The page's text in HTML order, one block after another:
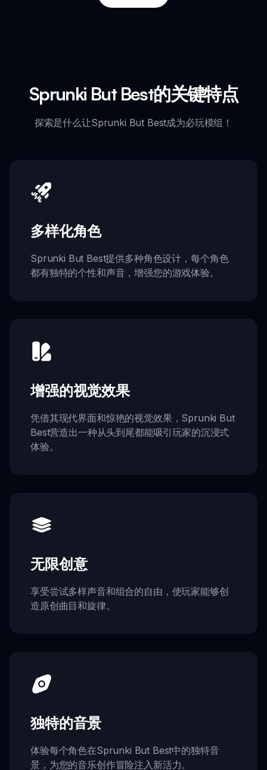
Sprunki But Best的关键特点
探索是什么让Sprunki But Best成为必玩模组！
多样化角色
Sprunki But Best提供多种角色设计，每个角色
都有独特的个性和声音，增强您的游戏体验。
增强的视觉效果
凭借其现代界面和惊艳的视觉效果，Sprunki But
Best营造出一种从头到尾都能吸引玩家的沉浸式
体验。
无限创意
享受尝试多样声音和组合的自由，使玩家能够创
造原创曲目和旋律。
独特的音景
体验每个角色在Sprunki But Best中的独特音
景，为您的音乐创作冒险注入新活力。